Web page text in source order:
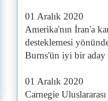
01 Aralık 2020
Amerika'nın İran'a
desteklemesi
Burns'ün iyi bir aday
01 Aralık 2020
Carnegie Uluslararası